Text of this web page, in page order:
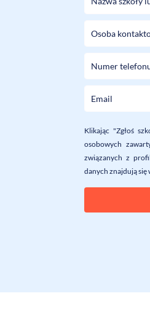
Klikając "Zgłoś
osobowych
związanych z
danych znajdują się